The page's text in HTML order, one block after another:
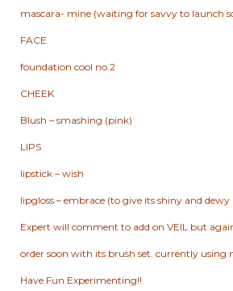
mascara- mine (waiting for savvy to launch
FACE
foundation cool no.2
CHEEK
Blush – smashing (pink)
LIPS
lipstick – wish
lipgloss – embrace (to give its shiny and dewy
Expert will comment to add on VEIL but
order soon with its brush set. currently using
Have Fun Experimenting!!